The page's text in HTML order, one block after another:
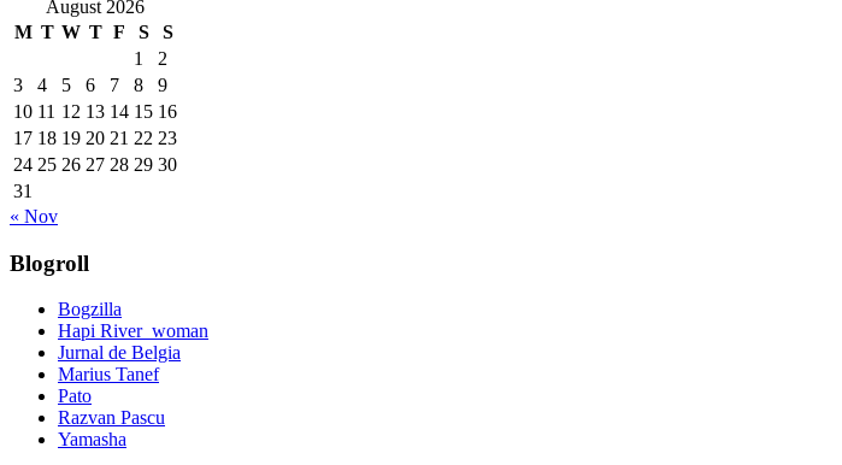
August 2026
M T W T F S
S
1
2
3
4 5 6 7 8
9
10 11 12 13 14 15 16
17 18 19 20 21 22 23
24 25 26 27 28 29 30
31
« Nov
Blogroll
Bogzilla
Hapi River_woman
Jurnal de Belgia
Marius Tanef
Pato
Razvan Pascu
Yamasha